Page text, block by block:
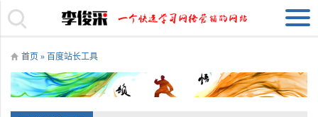
首页 » 百度站长工具